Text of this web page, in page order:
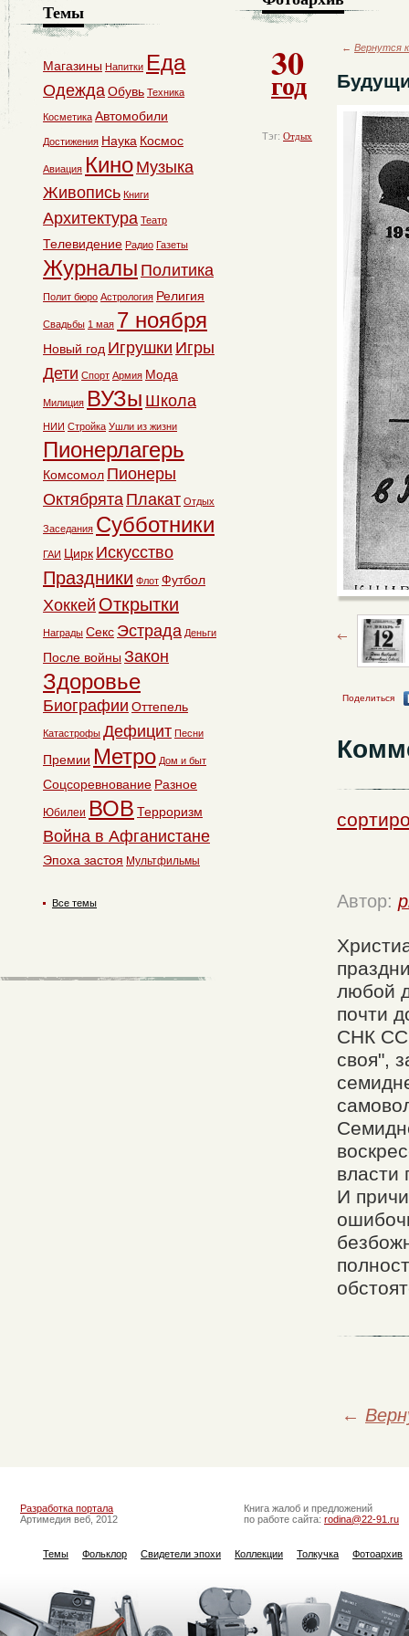
30
год
Тэг: Отдых
← Вернутся
Поделиться
Автор:
любой
почти
СНК
своя",
власти
И
←
Темы
Магазины Напитки Еда
ОдеждаОбувь Техника
Косметика Автомобили
Достижения Наука Космос
Авиация Кино Музыка
Живопись Книги
Архитектура Театр
Телевидение Радио Газеты
Журналы Политика
Полит бюро Астрология Религия
Свадьбы 1 мая 7 ноября
Новый год Игрушки Игры
Дети Спорт Армия Мода
Милиция ВУЗы Школа
НИИ Стройка Ушли из жизни
Пионерлагерь
Комсомол Пионеры
Октябрята Плакат Отдых
Заседания Субботники
ГАИ Цирк Искусство
Праздники Флот Футбол
Хоккей Открытки
Награды Секс Эстрада Деньги
После войны Закон
Здоровье
Биографии Оттепель
Катастрофы Дефицит Песни
Премии Метро Дом и быт
Соцсоревнование Разное
Юбилеи ВОВ Терроризм
Война в Афганистане
Эпоха застоя Мультфильмы
Все темы
Разработка портала
Артимедия веб, 2012
Книга жалоб и предложений
по работе сайта: rodina@22-91.ru
Темы Фольклор Свидетели эпохи Коллекции Толкучка Фотоархив